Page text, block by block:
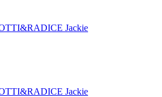
Jackie
Jackie